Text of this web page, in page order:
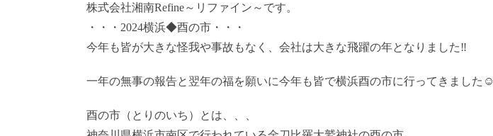
株式会社湘南Refine～リファイン～です。
・・・2024横浜◆酉の市・・・
今年も皆が大きな怪我や事故もなく、会社は大きな飛躍の年となりました‼️
一年の無事の報告と翌年の福を願いに今年も皆で横浜酉の市に行ってきました☺️
酉の市（とりのいち）とは、、、